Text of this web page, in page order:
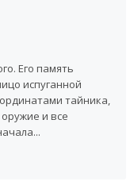
Его память
испуганной
тайника,
и все